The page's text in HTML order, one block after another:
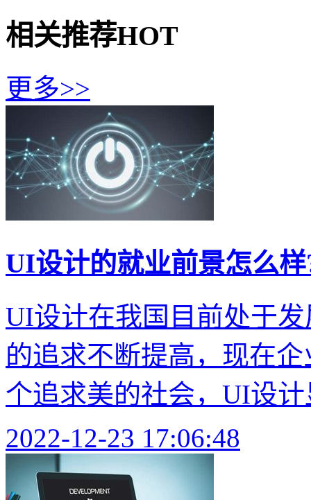
相关推荐HOT
更多>>
UI设计的就业前景怎么样
UI设计在我国目前处于
的追求不断提高，现在
个追求美的社会，UI设
2022-12-23 17:06:48